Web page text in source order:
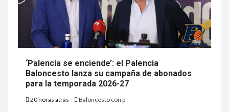
‘Palencia se enciende’: el Palencia
Baloncesto lanza su campaña de abonados
para la temporada 2026-27
20 horas atrás Baloncesto con p